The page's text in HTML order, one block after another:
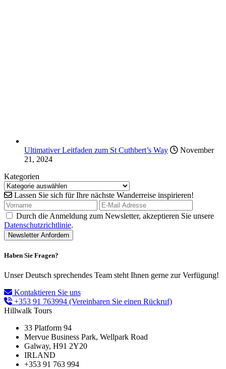
Ultimativer Leitfaden zum St Cuthbert’s Way
November
21, 2024
Kategorien
Lassen Sie sich für Ihre nächste Wanderreise inspirieren!
Durch die Anmeldung zum Newsletter, akzeptieren Sie unsere
Datenschutzrichtlinie.
Haben Sie Fragen?
Unser Deutsch sprechendes Team steht Ihnen gerne zur Verfügung!
Kontaktieren Sie uns
+353 91 763994 (Vereinbaren Sie einen Rückruf)
Hillwalk Tours
33 Platform 94
Mervue Business Park, Wellpark Road
Galway, H91 2Y20
IRLAND
+353 91 763 994